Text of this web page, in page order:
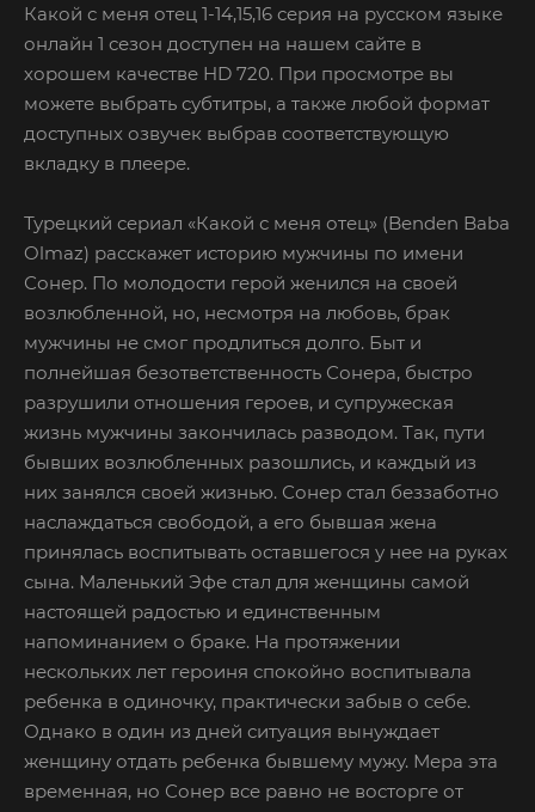
Какой с меня отец 1-14,15,16 серия на русском языке
онлайн 1 сезон доступен на нашем сайте в
хорошем качестве HD 720. При просмотре вы
можете выбрать субтитры, а также любой формат
доступных озвучек выбрав соответствующую
вкладку в плеере.
Турецкий сериал «Какой с меня отец» (Benden Baba
Olmaz) расскажет историю мужчины по имени
Сонер. По молодости герой женился на своей
возлюбленной, но, несмотря на любовь, брак
мужчины не смог продлиться долго. Быт и
полнейшая безответственность Сонера, быстро
разрушили отношения героев, и супружеская
жизнь мужчины закончилась разводом. Так, пути
бывших возлюбленных разошлись, и каждый из
них занялся своей жизнью. Сонер стал беззаботно
наслаждаться свободой, а его бывшая жена
принялась воспитывать оставшегося у нее на руках
сына. Маленький Эфе стал для женщины самой
настоящей радостью и единственным
напоминанием о браке. На протяжении
нескольких лет героиня спокойно воспитывала
ребенка в одиночку, практически забыв о себе.
Однако в один из дней ситуация вынуждает
женщину отдать ребенка бывшему мужу. Мера эта
временная, но Сонер все равно не восторге от